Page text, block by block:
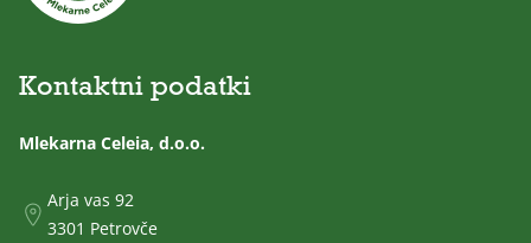
Kontaktni podatki
Mlekarna Celeia, d.o.o.
Arja vas 92
3301 Petrovče